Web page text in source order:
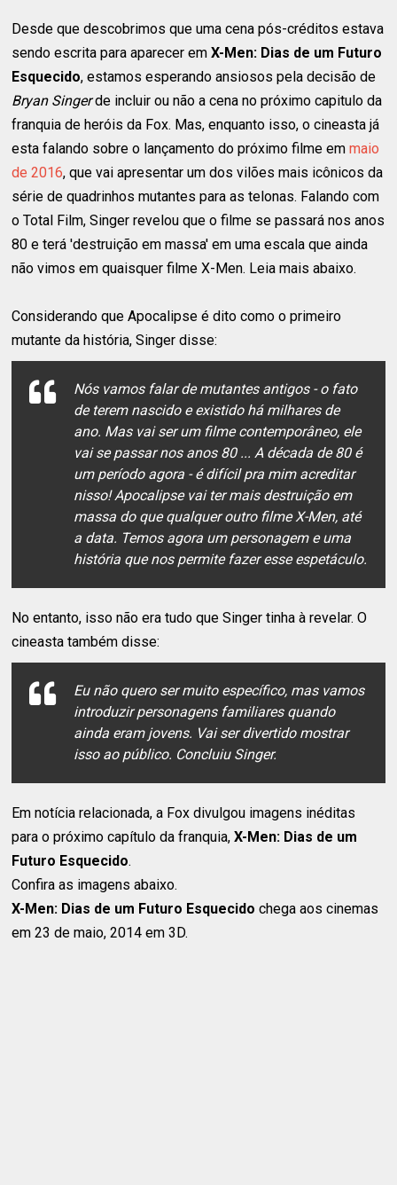
Desde que descobrimos que uma cena pós-créditos estava
sendo escrita para aparecer emX-Men: Dias de um Futuro
Esquecido, estamos esperando ansiosos pela decisão de
Bryan Singerde incluir ou não a cena no próximo capitulo da
franquia de heróis da Fox. Mas, enquanto isso, o cineasta já
esta falando sobre o lançamento do próximo filme emmaio
de 2016, que vai apresentar um dos vilões mais icônicos da
série de quadrinhos mutantes para as telonas. Falando com
oTotal Film, Singer revelou que o filme se passará nos anos
80 e terá 'destruição em massa' em uma escala que ainda
não vimos em quaisquer filme X-Men. Leia mais abaixo.
Considerando que Apocalipse é dito como o primeiro
mutante da história, Singer disse:
Nós vamos falar de mutantes antigos - o fato
de terem nascido e existido há milhares de
ano. Mas vai ser um filme contemporâneo, ele
vai se passar nos anos 80 ... A década de 80 é
um período agora - é difícil pra mim acreditar
nisso! Apocalipse vai ter mais destruição em
massa do que qualquer outro filme X-Men, até
a data. Temos agora um personagem e uma
história que nos permite fazer esse espetáculo.
No entanto, isso não era tudo que Singer tinha à revelar. O
cineasta também disse:
Eu não quero ser muito específico, mas vamos
introduzir personagens familiares quando
ainda eram jovens. Vai ser divertido mostrar
isso ao público. Concluiu Singer.
Em notícia relacionada, a Fox divulgou imagens inéditas
para o próximo capítulo da franquia,X-Men: Dias de um
Futuro Esquecido.
Confira as imagens abaixo.
X-Men: Dias de um Futuro Esquecido chega aos cinemas
em 23 de maio, 2014 em 3D.